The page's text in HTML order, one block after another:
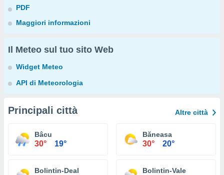
PDF
Maggiori informazioni
Il Meteo sul tuo sito Web
Widget Meteo
API di Meteorologia
Principali città Altre città
Bâcu
30° 19°
Băneasa
30° 20°
Bolintin-Deal Bolintin-Vale